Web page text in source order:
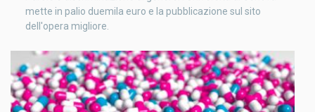
mette in palio duemila euro e la pubblicazione sul sito
dell'opera migliore.